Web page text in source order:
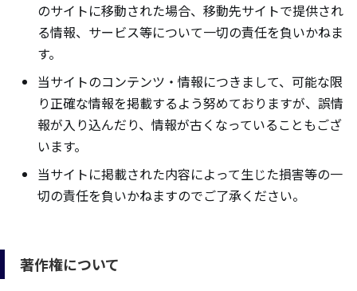
のサイトに移動された場合、移動先サイトで提供され
る情報、サービス等について一切の責任を負いかねま
す。
当サイトのコンテンツ・情報につきまして、可能な限
り正確な情報を掲載するよう努めておりますが、誤情
報が入り込んだり、情報が古くなっていることもござ
います。
当サイトに掲載された内容によって生じた損害等の一
切の責任を負いかねますのでご了承ください。
著作権について